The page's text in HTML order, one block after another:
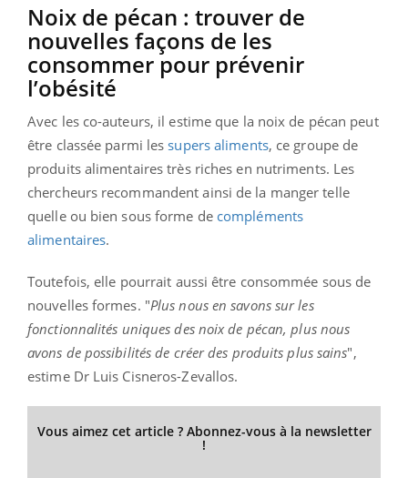
Noix de pécan : trouver de
nouvelles façons de les
consommer pour prévenir
l’obésité
Avec les co-auteurs, il estime que la noix de pécan peut
être classée parmi les supers aliments, ce groupe de
produits alimentaires très riches en nutriments. Les
chercheurs recommandent ainsi de la manger telle
quelle ou bien sous forme de compléments
alimentaires.
Toutefois, elle pourrait aussi être consommée sous de
nouvelles formes. "Plus nous en savons sur les
fonctionnalités uniques des noix de pécan, plus nous
avons de possibilités de créer des produits plus sains",
estime Dr Luis Cisneros-Zevallos.
Vous aimez cet article ? Abonnez-vous à la newsletter
!